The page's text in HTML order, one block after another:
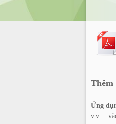
Thêm
Ứng
v.v…